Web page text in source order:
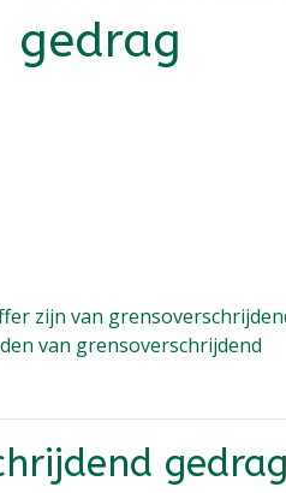
gedrag
zijn van
van grensoverschrijdend
gedrag